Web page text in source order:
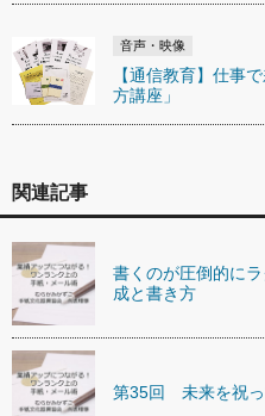
音声・映像
【通信教育】仕事
方講座」
関連記事
書くのが圧倒的に
成と書き方
第35回 未来を祝っ